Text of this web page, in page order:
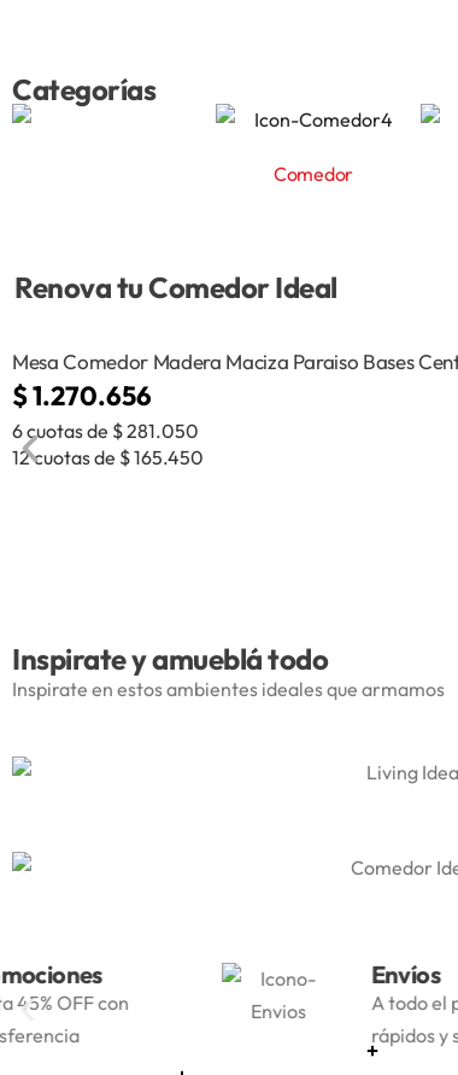
Categorías
Comedor
Renova tu Comedor Ideal
Mesa Comedor Madera Maciza Paraiso Bases
$1.270.656
6 cuotas de $281.050
12 cuotas de $165.450
Inspirate y amueblá todo
Inspirate en estos ambientes ideales que armamos
Envíos
A todo el país,